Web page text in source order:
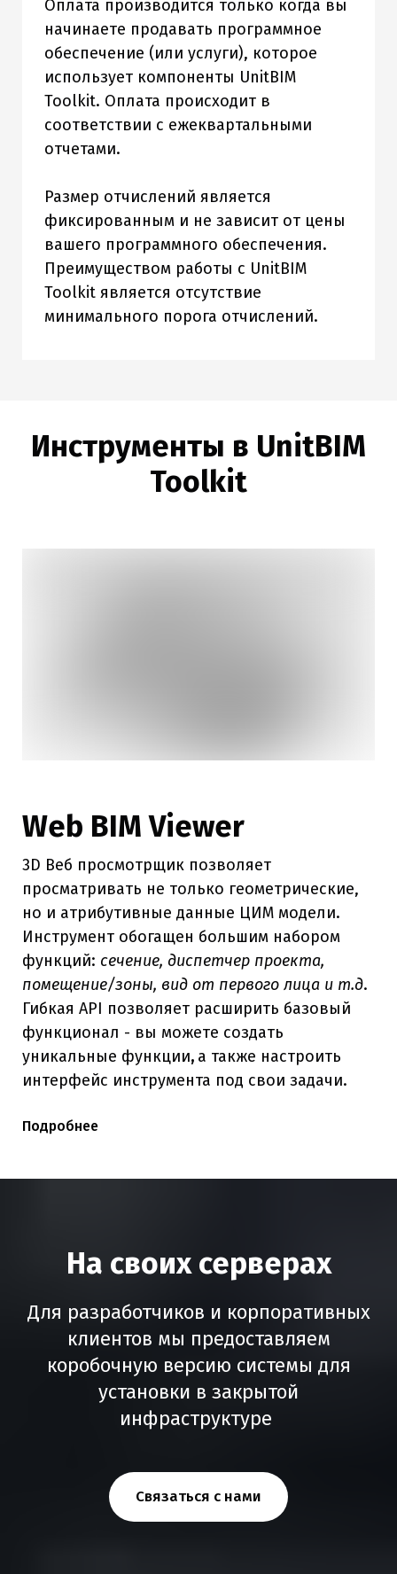
Оплата производится только когда вы
начинаете продавать программное
обеспечение (или услуги), которое
использует компоненты UnitBIM
Toolkit. Оплата происходит в
соответствии с ежеквартальными
отчетами.
Размер отчислений является
фиксированным и не зависит от цены
вашего программного обеспечения.
Преимуществом работы с UnitBIM
Toolkit является отсутствие
минимального порога отчислений.
Инструменты в UnitBIM
Toolkit
Web BIM Viewer
3D Веб просмотрщик позволяет
просматривать не только геометрические,
но и атрибутивные данные ЦИМ модели.
Инструмент обогащен большим набором
функций: сечение, диспетчер проекта,
помещение/зоны, вид от первого лица и т.д.
Гибкая API позволяет расширить базовый
функционал - вы можете создать
уникальные функции, а также настроить
интерфейс инструмента под свои задачи.
Подробнее
На своих серверах
Для разработчиков и корпоративных
клиентов мы предоставляем
коробочную версию системы для
установки в закрытой
инфраструктуре
Связаться с нами